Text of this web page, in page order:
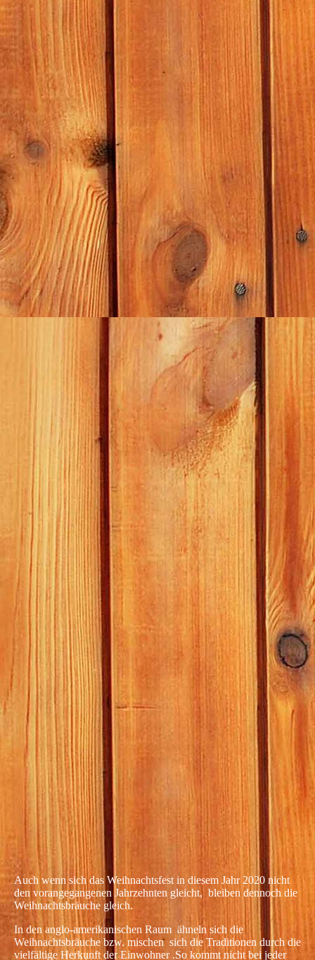
Auch wenn sich das Weihnachtsfest in diesem Jahr 2020 nicht
den vorangegangenen Jahrzehnten gleicht, bleiben dennoch die
Weihnachtsbräuche gleich.
In den anglo-amerikanischen Raum ähneln sich die
Weihnachtsbräuche bzw. mischen sich die Traditionen durch die
vielfältige Herkunft der Einwohner .So kommt nicht bei jeder